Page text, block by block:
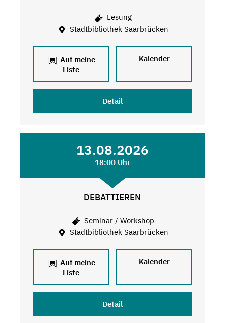
Lesung
Stadtbibliothek Saarbrücken
Auf meine
Liste
Kalender
Detail
13.08.2026
18:00 Uhr
DEBATTIEREN
Seminar / Workshop
Stadtbibliothek Saarbrücken
Auf meine
Liste
Kalender
Detail